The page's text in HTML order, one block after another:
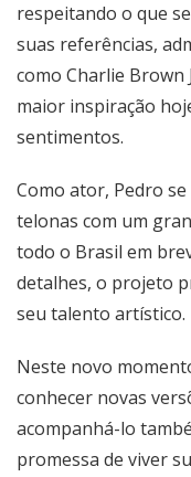
respeitando o que
suas referências,
como Charlie Brown
maior inspiração
sentimentos.
Como ator, Pedro
telonas com um
todo o Brasil em
detalhes, o projeto
seu talento artístico.
Neste novo
conhecer novas
acompanhá-lo
promessa de viver